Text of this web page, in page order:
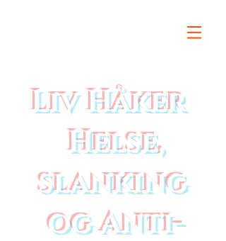
Liv Håker
Helse,
slanking
og Anti-